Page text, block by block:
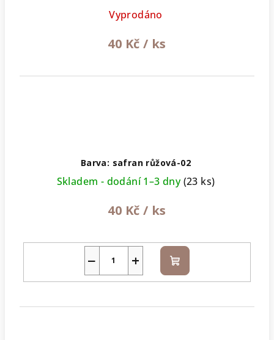
Vyprodáno
40 Kč / ks
Barva: safran růžová-02
Skladem - dodání 1–3 dny(23 ks)
40 Kč / ks
+
− Do
košíku